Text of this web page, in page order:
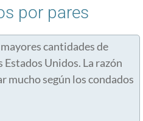
​​por pares
cantidades de
Unidos. La razón
mucho según los condados